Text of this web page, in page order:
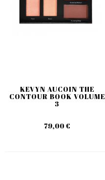
KEVYN AUCOIN THE
CONTOUR BOOK VOLUME
3
79,00 €